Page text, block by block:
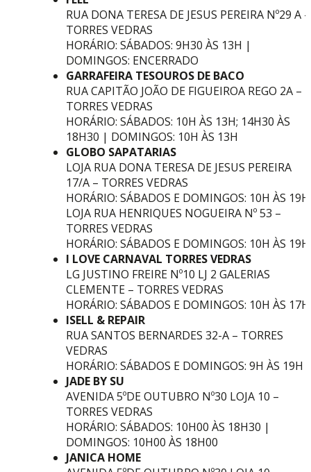
RUA DONA TERESA DE JESUS PEREIRA Nº29 A –
TORRES VEDRAS
HORÁRIO: SÁBADOS: 9H30 ÀS 13H |
DOMINGOS: ENCERRADO
GARRAFEIRA TESOUROS DE BACO
RUA CAPITÃO JOÃO DE FIGUEIROA REGO 2A –
TORRES VEDRAS
HORÁRIO: SÁBADOS: 10H ÀS 13H; 14H30 ÀS
18H30 | DOMINGOS: 10H ÀS 13H
GLOBO SAPATARIAS
LOJA RUA DONA TERESA DE JESUS PEREIRA
17/A – TORRES VEDRAS
HORÁRIO: SÁBADOS E DOMINGOS: 10H ÀS 19H
LOJA RUA HENRIQUES NOGUEIRA Nº 53 –
TORRES VEDRAS
HORÁRIO: SÁBADOS E DOMINGOS: 10H ÀS 19H
I LOVE CARNAVAL TORRES VEDRAS
LG JUSTINO FREIRE Nº10 LJ 2 GALERIAS
CLEMENTE – TORRES VEDRAS
HORÁRIO: SÁBADOS E DOMINGOS: 10H ÀS 17H
ISELL & REPAIR
RUA SANTOS BERNARDES 32-A – TORRES
VEDRAS
HORÁRIO: SÁBADOS E DOMINGOS: 9H ÀS 19H
JADE BY SU
AVENIDA 5ºDE OUTUBRO Nº30 LOJA 10 –
TORRES VEDRAS
HORÁRIO: SÁBADOS: 10H00 ÀS 18H30 |
DOMINGOS: 10H00 ÀS 18H00
JANICA HOME